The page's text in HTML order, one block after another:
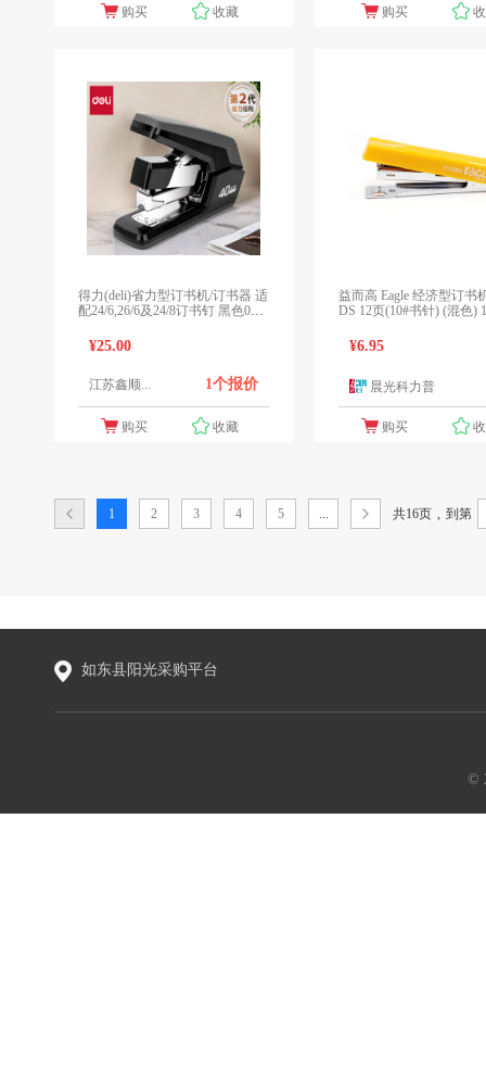
购买 收藏 购买
得力(deli)省力型订书机/订书器 适
配24/6,26/6及24/8订书钉 黑色037
¥25.00
江苏鑫顺... 1个报价
购买 收藏
益而高 Eagle 经济型订书
DS 12页(10#书针) (混色)
¥6.95
晨光科力普
购买
1 2 3 4 5 ... 共16页 到第
如东县阳光采购平台
©